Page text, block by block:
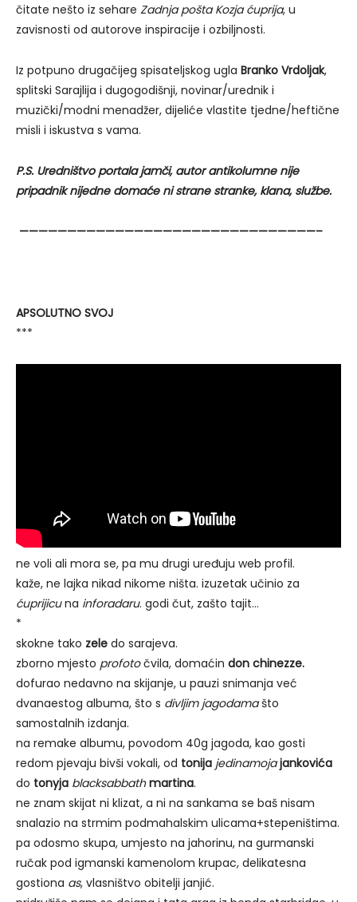
čitate nešto iz sehare Zadnja pošta Kozja ćuprija, u
zavisnosti od autorove inspiracije i ozbiljnosti.
Iz potpuno drugačijeg spisateljskog ugla Branko Vrdoljak,
splitski Sarajlija i dugogodišnji, novinar/urednik i
muzički/modni menadžer, dijeliće vlastite tjedne/heftične
misli i iskustva s vama.
P.S. Uredništvo portala jamči, autor antikolumne nije
pripadnik nijedne domaće ni strane stranke, klana, službe.
———————————————————————————————–
APSOLUTNO SVOJ
***
ne voli ali mora se, pa mu drugi uređuju web profil.
kaže, ne lajka nikad nikome ništa. izuzetak učinio za
ćuprijicuna inforadaru. godi čut, zašto tajit…
*
skokne tako zele do sarajeva.
zborno mjesto profotočvila, domaćin don chinezze.
dofurao nedavno na skijanje, u pauzi snimanja već
dvanaestog albuma, što s divljim jagodamašto
samostalnih izdanja.
na remake albumu, povodom 40g jagoda, kao gosti
redom pjevaju bivši vokali, od tonija jedinamoja jankovića
do tonyja blacksabbath martina.
ne znam skijat ni klizat, a ni na sankama se baš nisam
snalazio na strmim podmahalskim ulicama+stepeništima.
pa odosmo skupa, umjesto na jahorinu, na gurmanski
ručak pod igmanski kamenolom krupac, delikatesna
gostiona as, vlasništvo obitelji janjić.